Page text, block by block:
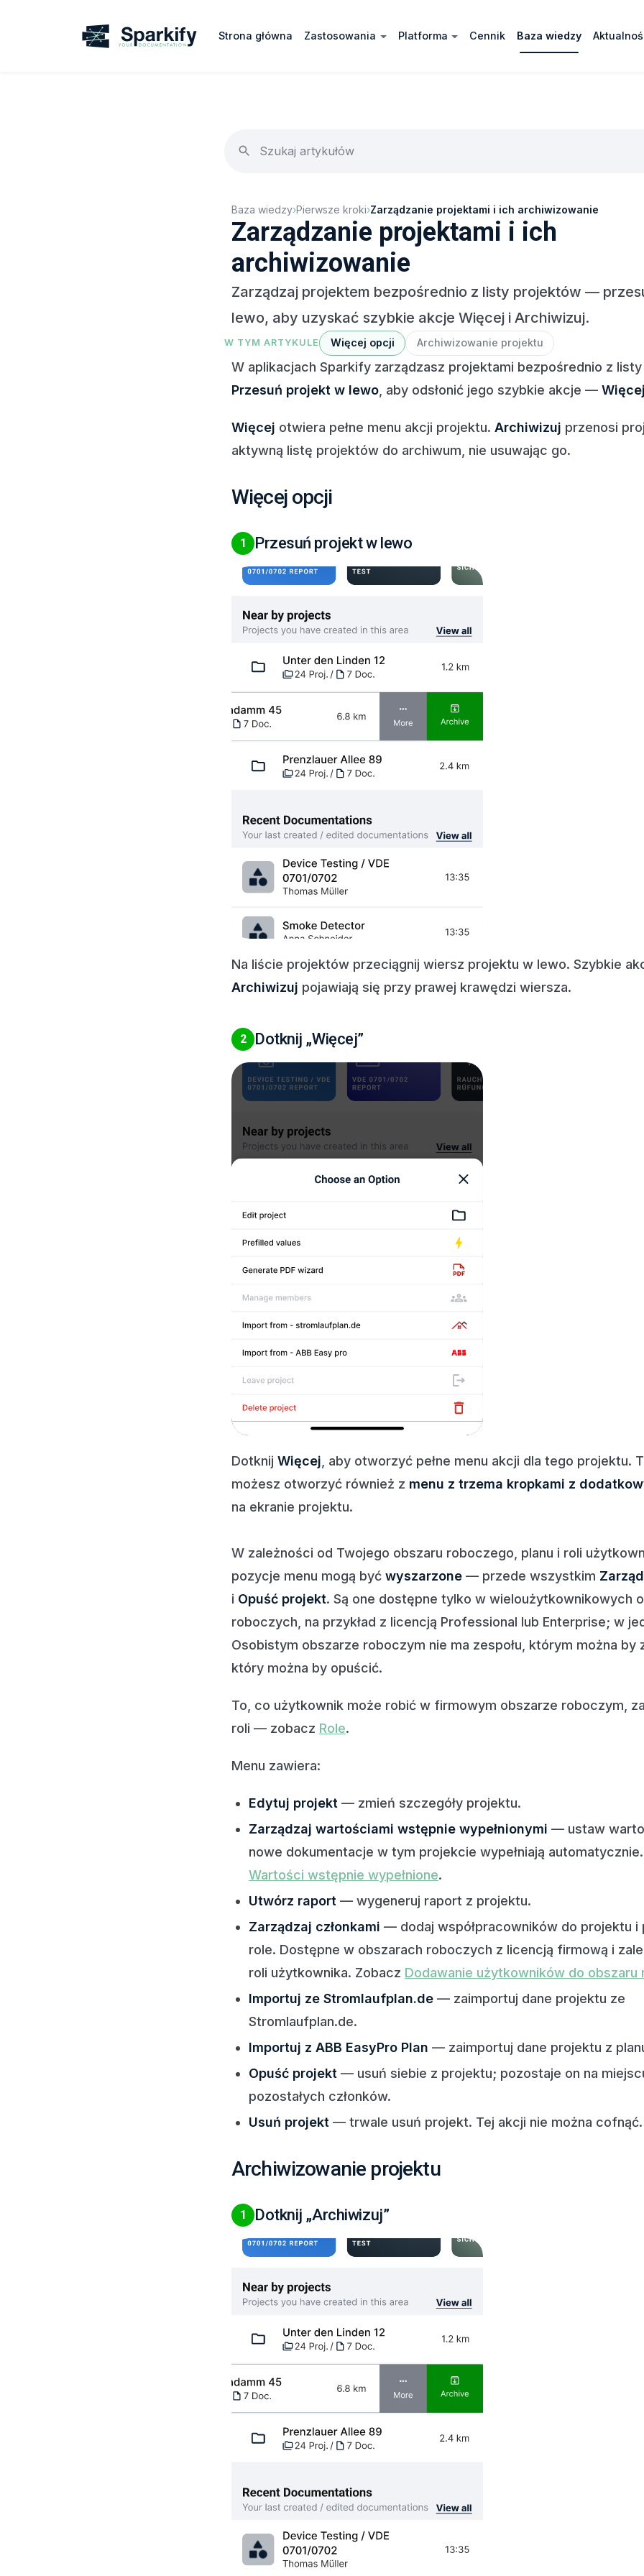
Strona główna Zastosowania Platforma Cennik Baza wiedzy
Baza wiedzy›Pierwsze kroki›Zarządzanie projektami i ich archiwizowanie
Zarządzanie projektami i ich
archiwizowanie
Zarządzaj projektem bezpośrednio z listy projektów —
lewo, aby uzyskać szybkie akcje Więcej i Archiwizuj.
W TYM ARTYKULE Więcej opcji Archiwizowanie projektu
W aplikacjach Sparkify zarządzasz projektami bezpośrednio z
Przesuń projekt w lewo , aby odsłonić jego szybkie akcje — Więcej
Więcej otwiera pełne menu akcji projektu. Archiwizuj przenosi
aktywną listę projektów do archiwum, nie usuwając go.
Więcej opcji
1 Przesuń projekt w lewo
Na liście projektów przeciągnij wiersz projektu w lewo. Szybkie
Archiwizuj pojawiają się przy prawej krawędzi wiersza.
2 Dotknij „Więcej”
Dotknij Więcej, aby otworzyć pełne menu akcji dla tego projektu.
możesz otworzyć również z menu z trzema kropkami z
na ekranie projektu.
W zależności od Twojego obszaru roboczego, planu i roli
pozycje menu mogą być wyszarzone — przede wszystkim
i Opuść projekt. Są one dostępne tylko w wieloużytkownikowych
roboczych, na przykład z licencją Professional lub Enterprise; w
Osobistym obszarze roboczym nie ma zespołu, którym można by
który można by opuścić.
To, co użytkownik może robić w firmowym obszarze roboczym,
roli — zobacz Role.
Menu zawiera:
Edytuj projekt — zmień szczegóły projektu.
Zarządzaj wartościami wstępnie wypełnionymi — ustaw
nowe dokumentacje w tym projekcie wypełniają
Wartości wstępnie wypełnione.
Utwórz raport — wygeneruj raport z projektu.
Zarządzaj członkami — dodaj współpracowników do projektu i
role. Dostępne w obszarach roboczych z licencją firmową i
roli użytkownika. Zobacz Dodawanie użytkowników do obszaru
Importuj ze Stromlaufplan.de — zaimportuj dane projektu ze
Stromlaufplan.de.
Importuj z ABB EasyPro Plan — zaimportuj dane projektu z
Opuść projekt — usuń siebie z projektu; pozostaje on na
pozostałych członków.
Usuń projekt — trwale usuń projekt. Tej akcji nie można cofnąć.
Archiwizowanie projektu
1 Dotknij „Archiwizuj”